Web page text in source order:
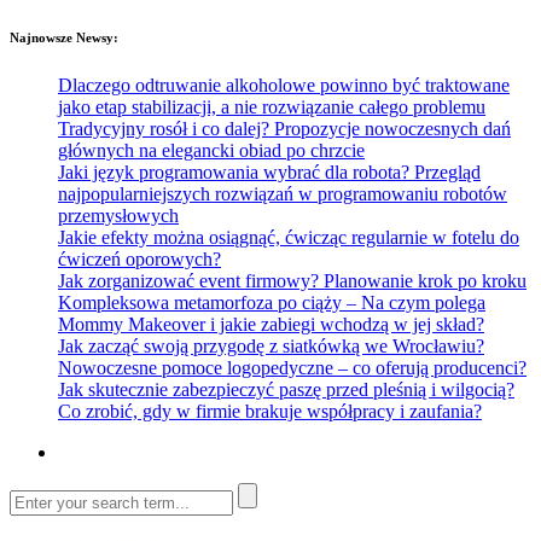
Najnowsze Newsy:
Dlaczego odtruwanie alkoholowe powinno być traktowane
jako etap stabilizacji, a nie rozwiązanie całego problemu
Tradycyjny rosół i co dalej? Propozycje nowoczesnych dań
głównych na elegancki obiad po chrzcie
Jaki język programowania wybrać dla robota? Przegląd
najpopularniejszych rozwiązań w programowaniu robotów
przemysłowych
Jakie efekty można osiągnąć, ćwicząc regularnie w fotelu do
ćwiczeń oporowych?
Jak zorganizować event firmowy? Planowanie krok po kroku
Kompleksowa metamorfoza po ciąży – Na czym polega
Mommy Makeover i jakie zabiegi wchodzą w jej skład?
Jak zacząć swoją przygodę z siatkówką we Wrocławiu?
Nowoczesne pomoce logopedyczne – co oferują producenci?
Jak skutecznie zabezpieczyć paszę przed pleśnią i wilgocią?
Co zrobić, gdy w firmie brakuje współpracy i zaufania?